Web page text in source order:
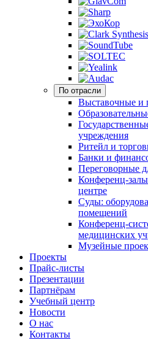
По отрасли
Выставочные и
учреждения
Ритейл и
Банки и
Переговорные
Конференц-
центре
Суды:
помещений
Конференц-
медицинских
Музейные
Проекты
Прайс-листы
Презентации
Партнёрам
Учебный центр
Новости
О нас
Контакты